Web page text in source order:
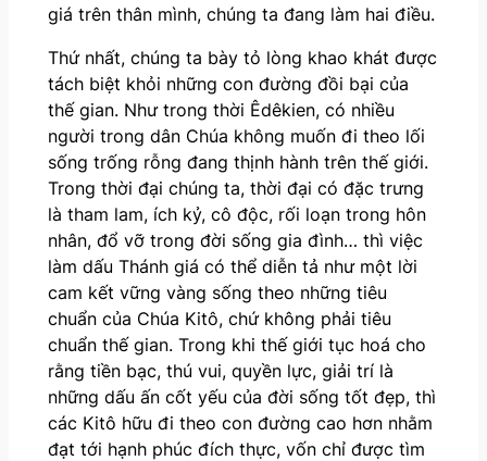
giá trên thân mình, chúng ta đang làm hai điều.
Thứ nhất, chúng ta bày tỏ lòng khao khát được
tách biệt khỏi những con đường đồi bại của
thế gian. Như trong thời Êdêkien, có nhiều
người trong dân Chúa không muốn đi theo lối
sống trống rỗng đang thịnh hành trên thế giới.
Trong thời đại chúng ta, thời đại có đặc trưng
là tham lam, ích kỷ, cô độc, rối loạn trong hôn
nhân, đổ vỡ trong đời sống gia đình… thì việc
làm dấu Thánh giá có thể diễn tả như một lời
cam kết vững vàng sống theo những tiêu
chuẩn của Chúa Kitô, chứ không phải tiêu
chuẩn thế gian. Trong khi thế giới tục hoá cho
rằng tiền bạc, thú vui, quyền lực, giải trí là
những dấu ấn cốt yếu của đời sống tốt đẹp, thì
các Kitô hữu đi theo con đường cao hơn nhằm
đạt tới hạnh phúc đích thực, vốn chỉ được tìm